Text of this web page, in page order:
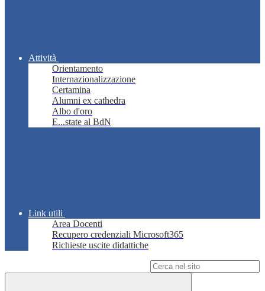
Attività
Orientamento
Internazionalizzazione
Certamina
Alumni ex cathedra
Albo d'oro
E...state al BdN
Link utili
Area Docenti
Recupero credenziali Microsoft365
Richieste uscite didattiche